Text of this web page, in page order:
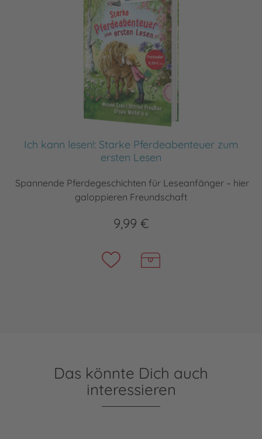
Ich kann lesen!: Starke Pferdeabenteuer zum
ersten Lesen
Spannende Pferdegeschichten für Leseanfänger – hier
galoppieren Freundschaft
9,99 €
Das könnte Dich auch
interessieren